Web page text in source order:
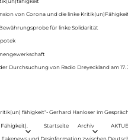
von Corona und die linke
für linke Solidarität
Durchsuchung von Radio Dreyeckland am
fähigkeit“- Gerhard Hanloser im
Startseite Archiv
Fakenews und Desinformation zwischen